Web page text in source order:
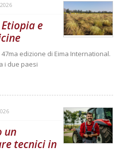
e
edizione di Eima International.
i due paesi
un
tecnici in